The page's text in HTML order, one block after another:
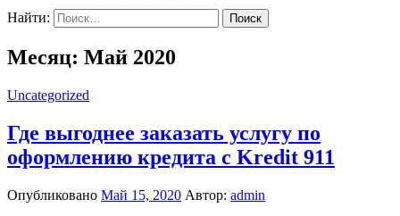
Найти:
Месяц: Май 2020
Uncategorized
Где выгоднее заказать услугу по
оформлению кредита с Kredit 911
Опубликовано Май 15, 2020 Автор: admin